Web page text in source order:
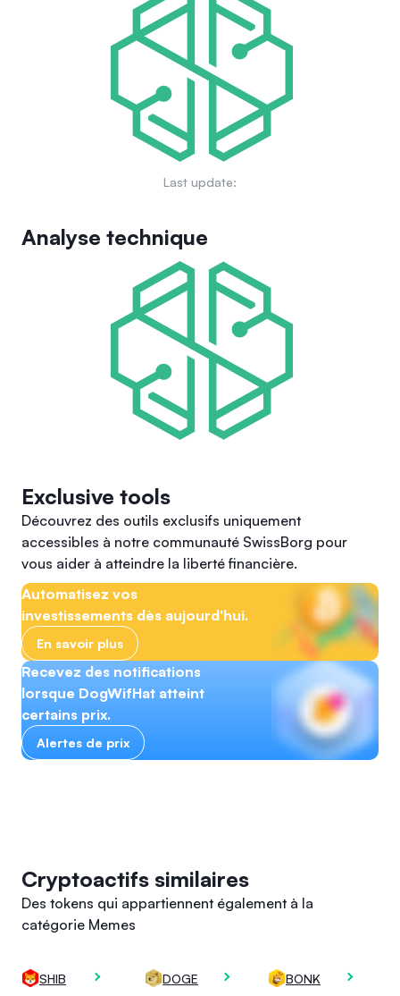
ouvrir une nouvelle ère dans la finance et la technologie.
Last update:
Analyse technique
Exclusive tools
Découvrez des outils exclusifs uniquement
accessibles à notre communauté SwissBorg pour
vous aider à atteindre la liberté financière.
Automatisez vos
investissements dès aujourd'hui.
En savoir plus
Recevez des notifications
lorsque DogWifHat atteint
certains prix.
Alertes de prix
Cryptoactifs similaires
Des tokens qui appartiennent également à la
catégorie Memes
SHIB DOGE BONK